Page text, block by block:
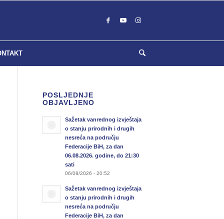
POSLJEDNJE
OBJAVLJENO
Sažetak vanrednog izvještaja
o stanju prirodnih i drugih
nesreća na području
Federacije BiH, za dan
06.08.2026. godine, do 21:30
sati
06/08/2026 - 20:52
Sažetak vanrednog izvještaja
o stanju prirodnih i drugih
nesreća na području
Federacije BiH, za dan